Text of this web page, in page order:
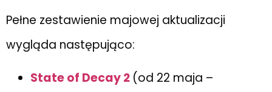
Pełne zestawienie majowej aktualizacji
wygląda następująco:
State of Decay 2 (od 22 maja –